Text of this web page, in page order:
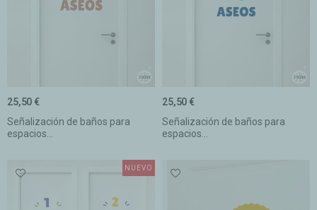
Señalización de baños para
espacios...
25,50 €
Señalización de baños para
espacios...
25,50 €
NUEVO